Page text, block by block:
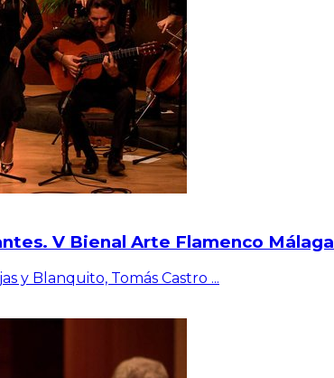
V Bienal Arte Flamenco Málaga
y Blanquito, Tomás Castro ...